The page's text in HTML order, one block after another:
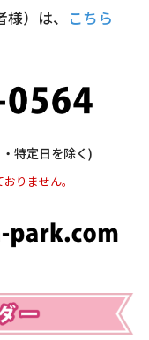
タイル
担。
）は、
こちら
特定日を除く)
りません。